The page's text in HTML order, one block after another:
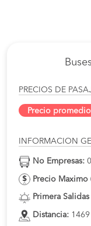
PRECIOS DE
Precio promedio
INFORMACION
No Empresas: 0
Precio Maximo
Primera
Distancia: